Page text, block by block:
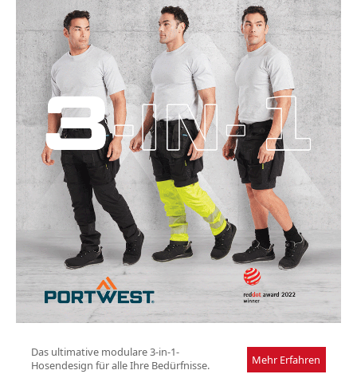
Das ultimative modulare 3-in-1-
Hosendesign für alle Ihre Bedürfnisse.
Mehr Erfahren